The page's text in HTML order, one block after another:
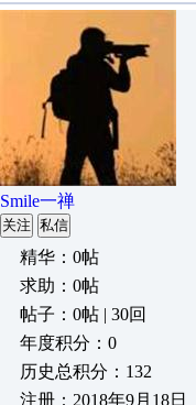
Smile一禅
关注 私信
精华：0帖
求助：0帖
帖子：0帖 | 30回
年度积分：0
历史总积分：132
注册：2018年9月18日